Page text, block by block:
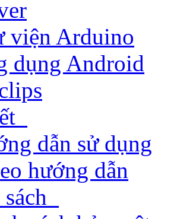
viện Arduino
dụng Android
dẫn sử dụng
hướng dẫn